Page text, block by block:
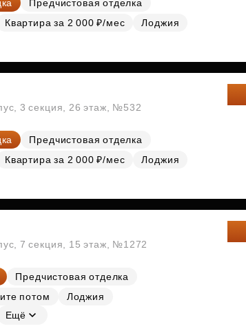
Предчистовая отделка
Квартира за 2 000 ₽/мес
Лоджия
3 секция, 26 этаж, №532
Предчистовая отделка
Квартира за 2 000 ₽/мес
Лоджия
7 секция, 15 этаж, №1272
Предчистовая отделка
потом
Лоджия
Ещё